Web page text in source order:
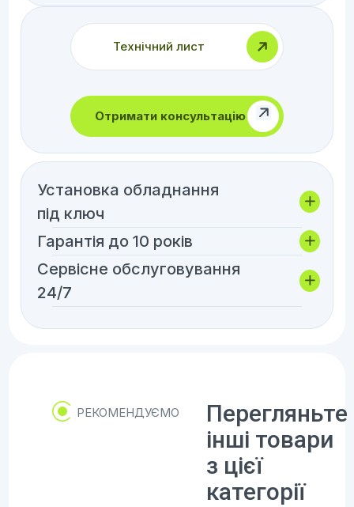
Технічний лист
Отримати консультацію
Установка обладнання
під ключ
Гарантія до 10 років
Сервісне обслуговування
24/7
РЕКОМЕНДУЄМО
Перегляньте
інші товари
з цієї
категорії